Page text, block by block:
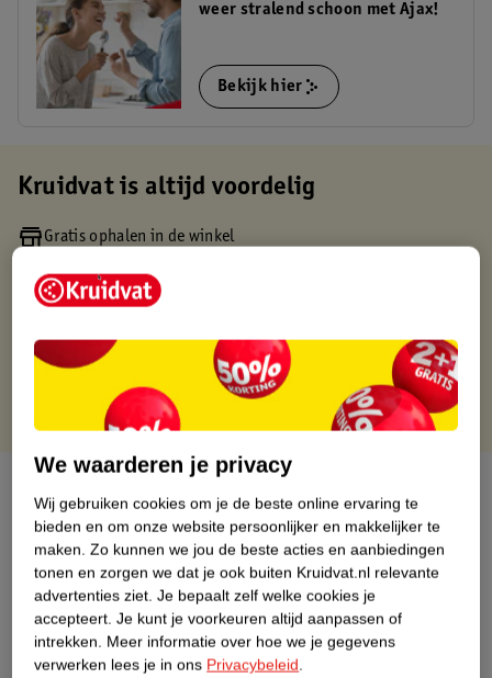
weer stralend schoon met Ajax!
Bekijk hier
Kruidvat is altijd voordelig
Gratis ophalen in de winkel
Gratis thuisbezorgd vanaf 50.00
Gratis punten met je Kruidvat kaart
Productinformatie
Etiketinformatie
Nature Impact Score
We waarderen je privacy
Wij gebruiken cookies om je de beste online ervaring te
bieden en om onze website persoonlijker en makkelijker te
maken. Zo kunnen we jou de beste acties en aanbiedingen
tonen en zorgen we dat je ook buiten Kruidvat.nl relevante
advertenties ziet. Je bepaalt zelf welke cookies je
accepteert. Je kunt je voorkeuren altijd aanpassen of
intrekken. Meer informatie over hoe we je gegevens
verwerken lees je in ons Privacybeleid.